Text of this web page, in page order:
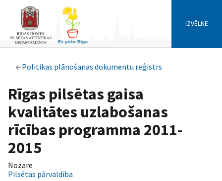
IZVĒLNE
Politikas plānošanas dokumentu reģistrs
Rīgas pilsētas gaisa
kvalitātes uzlabošanas
rīcības programma 2011-
2015
Nozare
Pilsētas pārvaldība